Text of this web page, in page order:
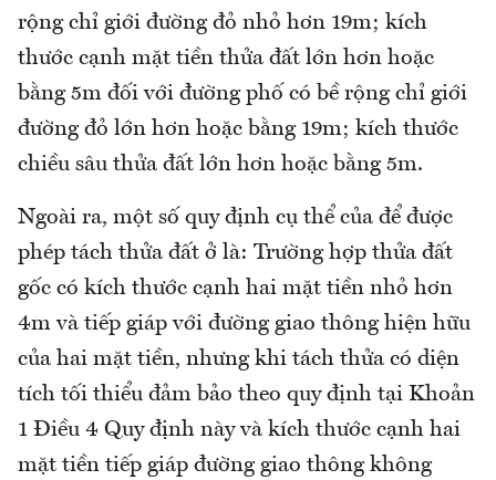
rộng chỉ giới đường đỏ nhỏ hơn 19m; kích
thước cạnh mặt tiền thửa đất lớn hơn hoặc
bằng 5m đối với đường phố có bề rộng chỉ giới
đường đỏ lớn hơn hoặc bằng 19m; kích thước
chiều sâu thửa đất lớn hơn hoặc bằng 5m.
Ngoài ra, một số quy định cụ thể của để được
phép tách thửa đất ở là: Trường hợp thửa đất
gốc có kích thước cạnh hai mặt tiền nhỏ hơn
4m và tiếp giáp với đường giao thông hiện hữu
của hai mặt tiền, nhưng khi tách thửa có diện
tích tối thiểu đảm bảo theo quy định tại Khoản
1 Điều 4 Quy định này và kích thước cạnh hai
mặt tiền tiếp giáp đường giao thông không